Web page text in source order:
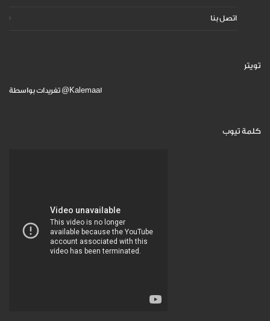
اتصل بنا
تويتر
تغريدات بواسطة @Kalemaa1
كلمة تيوب